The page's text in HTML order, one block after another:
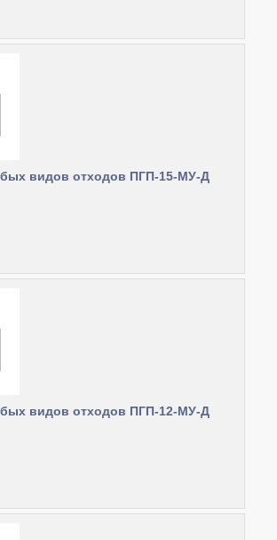
видов отходов ПГП-15-МУ-Д
видов отходов ПГП-12-МУ-Д